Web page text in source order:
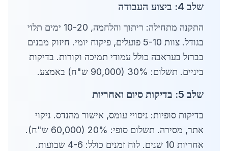
שלב 4: ביצוע העבודה
התקנה מתחילה: ריתוך והלחמה, 10-20 ימים תלוי
בגודל. צוות 5-10 פועלים, פיקוח יומי. חיזוק מבנים
בברזל בעראבה כולל עמודי תמיכה וקורות. בדיקות
ביניים. תשלום: 30% (90,000 ש"ח) באמצע.
שלב 5: בדיקות סיום ואחריות
בדיקות סופיות: ניסויי עומס, אישור מהנדס. ניקוי
אתר, מסירה. תשלום סופי: 20% (60,000 ש"ח).
אחריות 10 שנים. לוח זמנים כולל: 4-6 שבועות.